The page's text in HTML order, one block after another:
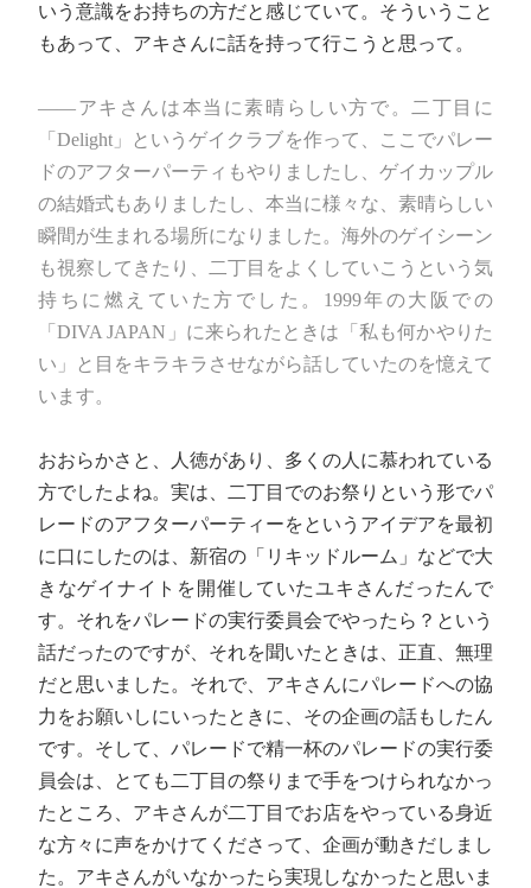
いう意識をお持ちの方だと感じていて。そういうこと
もあって、アキさんに話を持って行こうと思って。
――アキさんは本当に素晴らしい方で。二丁目に
「Delight」というゲイクラブを作って、ここでパレー
ドのアフターパーティもやりましたし、ゲイカップル
の結婚式もありましたし、本当に様々な、素晴らしい
瞬間が生まれる場所になりました。海外のゲイシーン
も視察してきたり、二丁目をよくしていこうという気
持ちに燃えていた方でした。1999年の大阪での
「DIVA JAPAN」に来られたときは「私も何かやりた
い」と目をキラキラさせながら話していたのを憶えて
います。
おおらかさと、人徳があり、多くの人に慕われている
方でしたよね。実は、二丁目でのお祭りという形でパ
レードのアフターパーティーをというアイデアを最初
に口にしたのは、新宿の「リキッドルーム」などで大
きなゲイナイトを開催していたユキさんだったんで
す。それをパレードの実行委員会でやったら？という
話だったのですが、それを聞いたときは、正直、無理
だと思いました。それで、アキさんにパレードへの協
力をお願いしにいったときに、その企画の話もしたん
です。そして、パレードで精一杯のパレードの実行委
員会は、とても二丁目の祭りまで手をつけられなかっ
たところ、アキさんが二丁目でお店をやっている身近
な方々に声をかけてくださって、企画が動きだしまし
た。アキさんがいなかったら実現しなかったと思いま